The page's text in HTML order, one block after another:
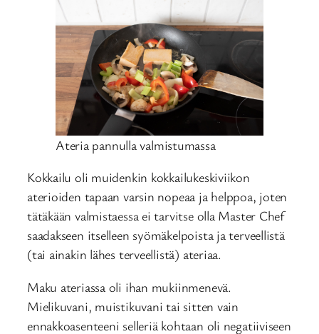
Ateria pannulla valmistumassa
Kokkailu oli muidenkin kokkailukeskiviikon
aterioiden tapaan varsin nopeaa ja helppoa, joten
tätäkään valmistaessa ei tarvitse olla Master Chef
saadakseen itselleen syömäkelpoista ja terveellistä
(tai ainakin lähes terveellistä) ateriaa.
Maku ateriassa oli ihan mukiinmenevä.
Mielikuvani, muistikuvani tai sitten vain
ennakkoasenteeni selleriä kohtaan oli negatiiviseen